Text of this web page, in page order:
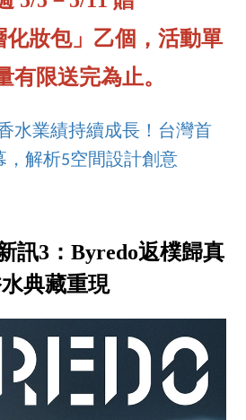
化妝包」乙個，活動單
有限送完為止。
水業績持續成長！台灣首
，解析5空間設計創意
訊3：Byredo返樸歸真
典藏重現